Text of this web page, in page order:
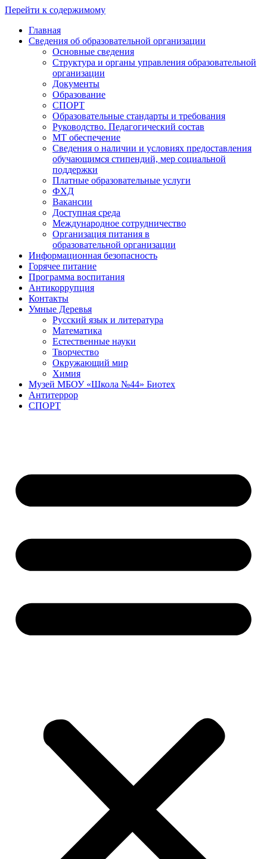
Перейти к содержимому
Главная
Сведения об образовательной организации
Основные сведения
Структура и органы управления образовательной
организации
Документы
Образование
СПОРТ
Образовательные стандарты и требования
Руководство. Педагогический состав
МТ обеспечение
Сведения о наличии и условиях предоставления
обучающимся стипендий, мер социальной
поддержки
Платные образовательные услуги
ФХД
Вакансии
Доступная среда
Международное сотрудничество
Организация питания в
образовательной организации
Информационная безопасность
Горячее питание
Программа воспитания
Антикоррупция
Контакты
Умные Деревья
Русский язык и литература
Математика
Естественные науки
Творчество
Окружающий мир
Химия
Музей МБОУ «Школа №44» Биотех
Антитеррор
СПОРТ